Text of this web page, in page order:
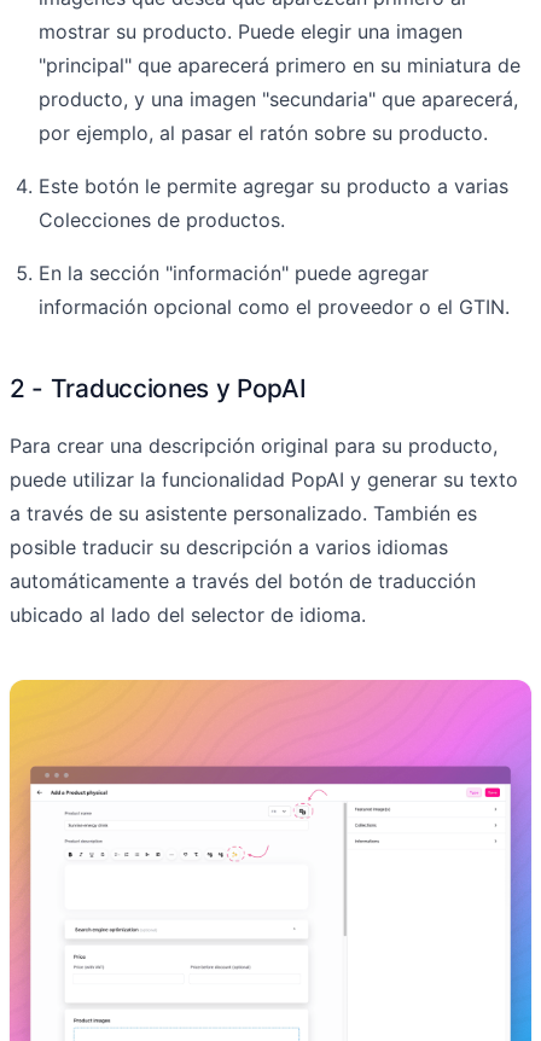
mostrar su producto. Puede elegir una imagen
"principal" que aparecerá primero en su miniatura de
producto, y una imagen "secundaria" que aparecerá,
por ejemplo, al pasar el ratón sobre su producto.
Este botón le permite agregar su producto a varias
Colecciones de productos.
En la sección "información" puede agregar
información opcional como el proveedor o el GTIN.
2 - Traducciones y PopAI
Para crear una descripción original para su producto,
puede utilizar la funcionalidad PopAI y generar su texto
a través de su asistente personalizado. También es
posible traducir su descripción a varios idiomas
automáticamente a través del botón de traducción
ubicado al lado del selector de idioma.